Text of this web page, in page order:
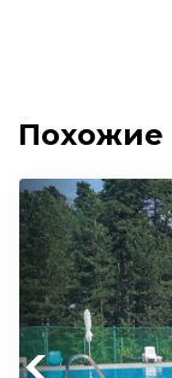
Похожие
Previous